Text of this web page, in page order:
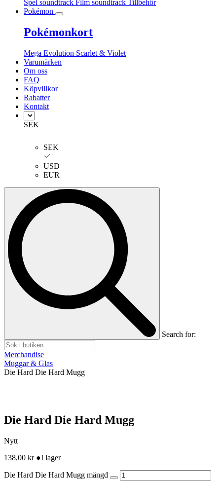
Spel soundtrack Film soundtrack Tillbehör
Pokémon
Pokémonkort
Mega Evolution Scarlet & Violet
Varumärken
Om oss
FAQ
Köpvillkor
Rabatter
Kontakt
SEK
SEK
USD
EUR
Search for:
Merchandise
Muggar & Glas
Die Hard Die Hard Mugg
Die Hard Die Hard Mugg
Nytt
138,00 kr ●I lager
Die Hard Die Hard Mugg mängd